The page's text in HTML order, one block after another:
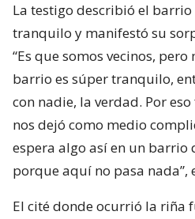
La testigo describió el
tranquilo y manifestó su
“Es que somos vecinos,
barrio es súper tranquilo,
con nadie, la verdad. Por
nos dejó como medio
espera algo así en un barrio
porque aquí no pasa nada”,
El cité donde ocurrió la riña